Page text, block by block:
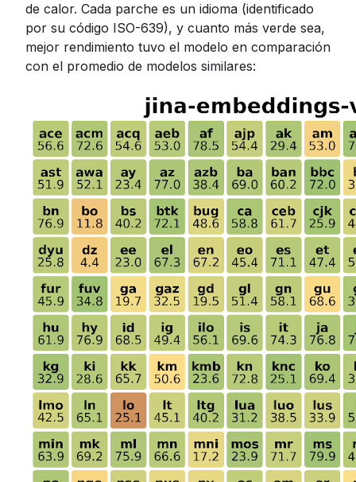
de calor. Cada parche es un idioma (identificado
por su código ISO-639), y cuanto más verde sea,
mejor rendimiento tuvo el modelo en comparación
con el promedio de modelos similares: